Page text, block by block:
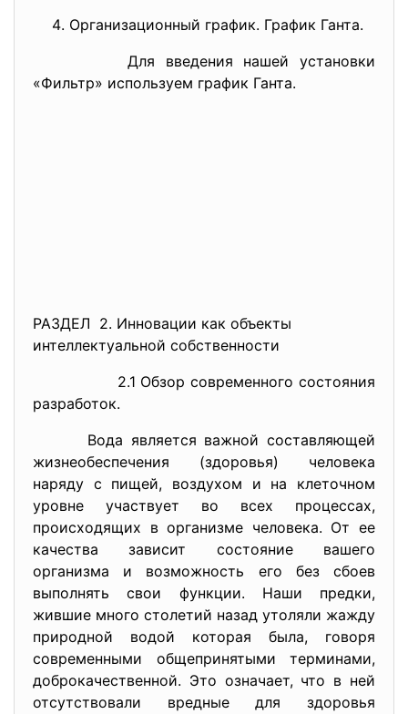
Организационный график. График Ганта.
Для введения нашей установки
«Фильтр» используем график Ганта.
РАЗДЕЛ 2. Инновации как объекты
интеллектуальной собственности
2.1 Обзор современного состояния
разработок.
Вода является важной составляющей
жизнеобеспечения (здоровья) человека
наряду с пищей, воздухом и на клеточном
уровне участвует во всех процессах,
происходящих в организме человека. От ее
качества зависит состояние вашего
организма и возможность его без сбоев
выполнять свои функции. Наши предки,
жившие много столетий назад утоляли жажду
природной водой которая была, говоря
современными общепринятыми терминами,
доброкачественной. Это означает, что в ней
отсутствовали вредные для здоровья